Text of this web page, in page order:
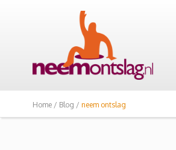
Home / Blog / neem ontslag